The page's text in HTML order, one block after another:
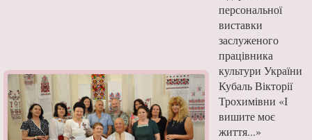
персональної
виставки
заслуженого
працівника
культури України
Кубаль Вікторії
Трохимівни «І
вишите моє
життя...»